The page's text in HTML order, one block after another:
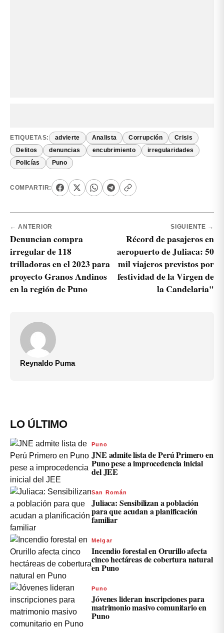
ETIQUETAS: advierte Analista Corrupción Crisis
Delitos denuncias encubrimiento irregularidades
Policías Puno
COMPARTIR:
← ANTERIOR
Denuncian compra
irregular de 118
trilladoras en el 2023 para
proyecto Granos Andinos
en la región de Puno
SIGUIENTE →
Récord de pasajeros en
aeropuerto de Juliaca: 50
mil viajeros previstos por
festividad de la Virgen de
la Candelaria"
Reynaldo Puma
LO ÚLTIMO
Puno
JNE admite lista de Perú Primero en
Puno pese a improcedencia inicial
del JEE
San Román
Juliaca: Sensibilizan a población
para que acudan a planificación
familiar
Melgar
Incendio forestal en Orurillo afecta
cinco hectáreas de cobertura natural
en Puno
Puno
Jóvenes lideran inscripciones para
matrimonio masivo comunitario en
Puno